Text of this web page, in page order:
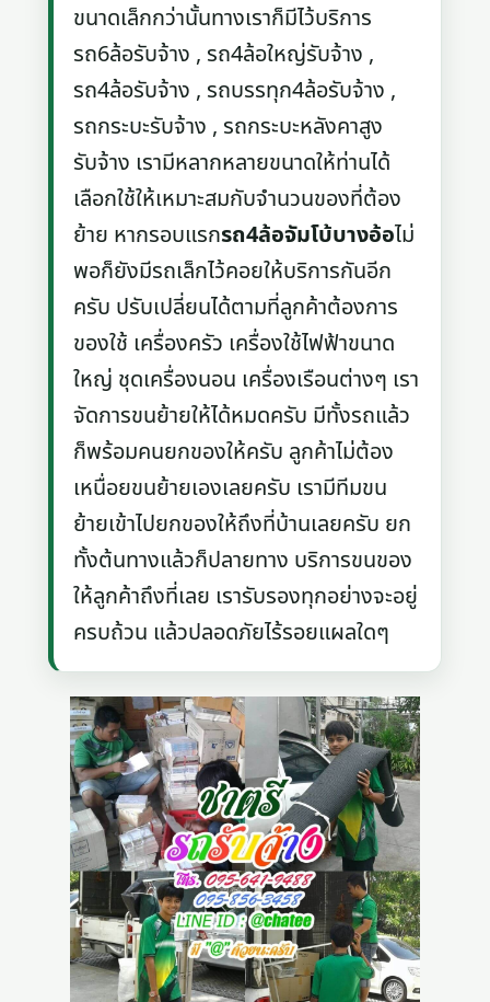
ขนาดเล็กกว่านั้นทางเราก็มีไว้บริการ
รถ6ล้อรับจ้าง , รถ4ล้อใหญ่รับจ้าง ,
รถ4ล้อรับจ้าง , รถบรรทุก4ล้อรับจ้าง ,
รถกระบะรับจ้าง , รถกระบะหลังคาสูง
รับจ้าง เรามีหลากหลายขนาดให้ท่านได้
เลือกใช้ให้เหมาะสมกับจำนวนของที่ต้อง
ย้าย หากรอบแรกรถ4ล้อจัมโบ้บางอ้อไม่
พอก็ยังมีรถเล็กไว้คอยให้บริการกันอีก
ครับ ปรับเปลี่ยนได้ตามที่ลูกค้าต้องการ
ของใช้ เครื่องครัว เครื่องใช้ไฟฟ้าขนาด
ใหญ่ ชุดเครื่องนอน เครื่องเรือนต่างๆ เรา
จัดการขนย้ายให้ได้หมดครับ มีทั้งรถแล้ว
ก็พร้อมคนยกของให้ครับ ลูกค้าไม่ต้อง
เหนื่อยขนย้ายเองเลยครับ เรามีทีมขน
ย้ายเข้าไปยกของให้ถึงที่บ้านเลยครับ ยก
ทั้งต้นทางแล้วก็ปลายทาง บริการขนของ
ให้ลูกค้าถึงที่เลย เรารับรองทุกอย่างจะอยู่
ครบถ้วน แล้วปลอดภัยไร้รอยแผลใดๆ